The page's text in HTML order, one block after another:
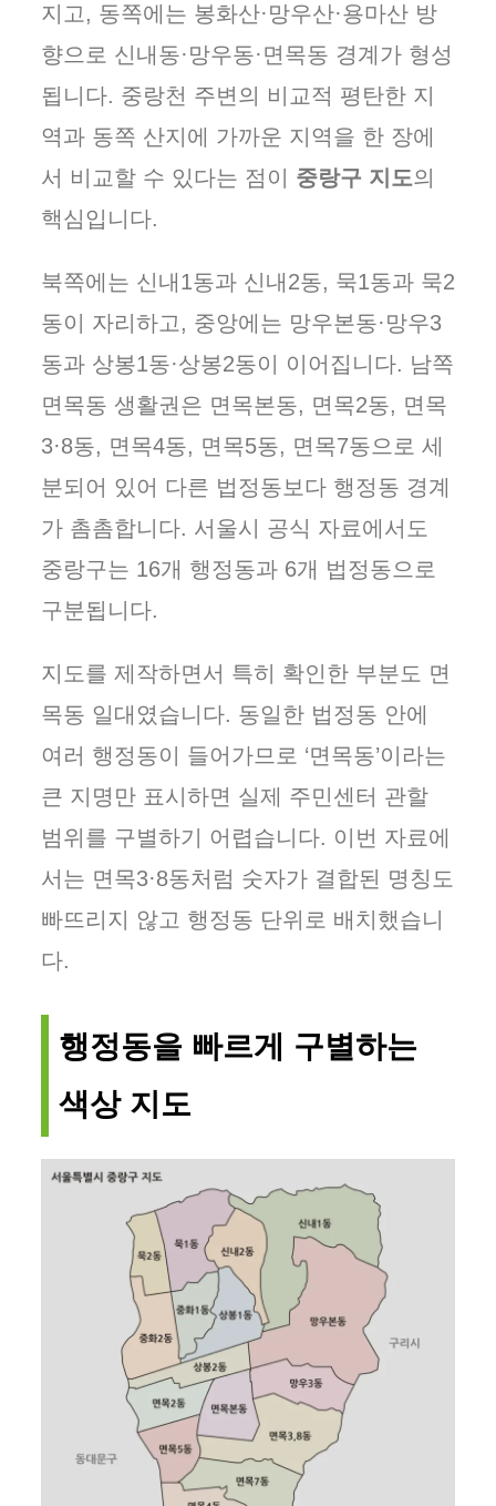
지고, 동쪽에는 봉화산·망우산·용마산 방
향으로 신내동·망우동·면목동 경계가 형성
됩니다. 중랑천 주변의 비교적 평탄한 지
역과 동쪽 산지에 가까운 지역을 한 장에
서 비교할 수 있다는 점이 중랑구 지도의
핵심입니다.
북쪽에는 신내1동과 신내2동, 묵1동과 묵2
동이 자리하고, 중앙에는 망우본동·망우3
동과 상봉1동·상봉2동이 이어집니다. 남쪽
면목동 생활권은 면목본동, 면목2동, 면목
3·8동, 면목4동, 면목5동, 면목7동으로 세
분되어 있어 다른 법정동보다 행정동 경계
가 촘촘합니다. 서울시 공식 자료에서도
중랑구는 16개 행정동과 6개 법정동으로
구분됩니다.
지도를 제작하면서 특히 확인한 부분도 면
목동 일대였습니다. 동일한 법정동 안에
여러 행정동이 들어가므로 ‘면목동’이라는
큰 지명만 표시하면 실제 주민센터 관할
범위를 구별하기 어렵습니다. 이번 자료에
서는 면목3·8동처럼 숫자가 결합된 명칭도
빠뜨리지 않고 행정동 단위로 배치했습니
다.
행정동을 빠르게 구별하는
색상 지도